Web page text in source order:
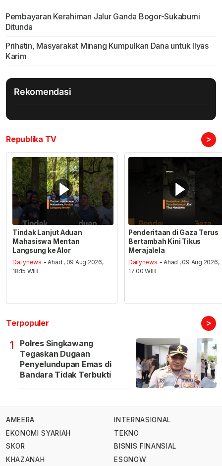
Pembayaran Kerahiman Jalur Ganda Bogor-Sukabumi
Ditunda
Prihatin, Masyarakat Minang Kumpulkan Dana untuk Ilyas
Karim
Rekomendasi
Republika TV >
Tindak Lanjut Aduan
Mahasiswa Mentan
Langsung ke Alor
Dailynews - Ahad , 09 Aug 2026,
18:15 WIB
Penderitaan di Gaza Terus
Bertambah Kini Tikus
Merajalela
Dailynews - Ahad , 09 Aug 2026,
17:00 WIB
Terpopuler >
1
Polres Singkawang
Tegaskan Dugaan
Penyelundupan Emas di
Bandara Tidak Terbukti
AMEERA
EKONOMI SYARIAH
SKOR
KHAZANAH
INTERNASIONAL
TEKNO
BISNIS FINANSIAL
ESGNOW